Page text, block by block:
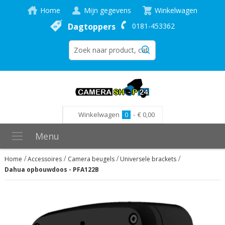
Home Mijn gegevens Winkelwagen
Dagtoppers 0181-453362
Winkelwagen 0 - € 0,00
Menu
Home Accessoires Camera beugels
Universele brackets
Dahua opbouwdoos - PFA122B